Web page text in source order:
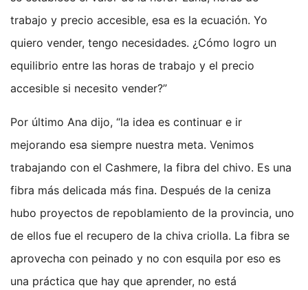
trabajo y precio accesible, esa es la ecuación. Yo
quiero vender, tengo necesidades. ¿Cómo logro un
equilibrio entre las horas de trabajo y el precio
accesible si necesito vender?”
Por último Ana dijo, “la idea es continuar e ir
mejorando esa siempre nuestra meta. Venimos
trabajando con el Cashmere, la fibra del chivo. Es una
fibra más delicada más fina. Después de la ceniza
hubo proyectos de repoblamiento de la provincia, uno
de ellos fue el recupero de la chiva criolla. La fibra se
aprovecha con peinado y no con esquila por eso es
una práctica que hay que aprender, no está